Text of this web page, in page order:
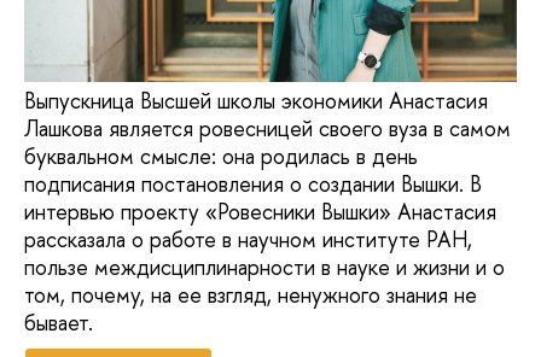
Выпускница Высшей школы экономики Анастасия
Лашкова является ровесницей своего вуза в самом
буквальном смысле: она родилась в день
подписания постановления о создании Вышки. В
интервью проекту «Ровесники Вышки» Анастасия
рассказала о работе в научном институте РАН,
пользе междисциплинарности в науке и жизни и о
том, почему, на ее взгляд, ненужного знания не
бывает.